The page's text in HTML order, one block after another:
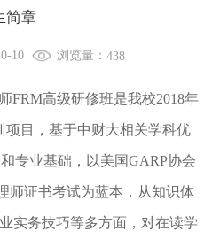
简章
10 浏览量： 438
FRM高级研修班是我校2018年
目，基于中财大相关学科优
专业基础，以美国GARP协会
师证书考试为蓝本，从知识体
实务技巧等多方面，对在读学